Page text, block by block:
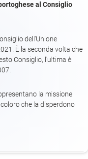
al Consiglio
dell'Unione
È la seconda volta che
Consiglio, l'ultima è
la missione
che la disperdono